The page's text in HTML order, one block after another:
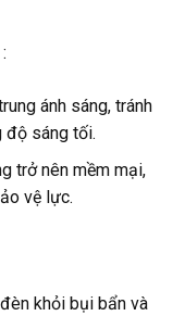
:
ánh sáng, tránh
độ sáng tối.
trở nên mềm mại,
vệ lực.
khỏi bụi bẩn và